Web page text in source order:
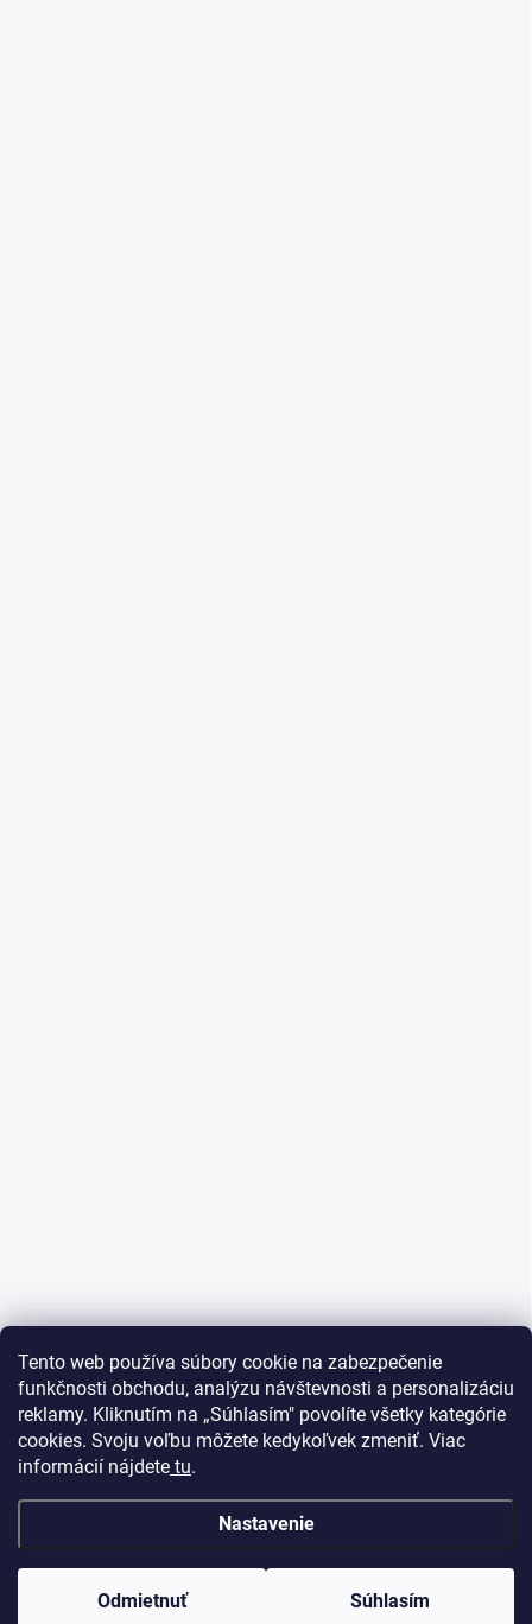
Tento web používa súbory cookie na zabezpečenie
funkčnosti obchodu, analýzu návštevnosti a personalizáciu
reklamy. Kliknutím na „Súhlasím" povolíte všetky kategórie
cookies. Svoju voľbu môžete kedykoľvek zmeniť. Viac
informácií nájdete tu.
Nastavenie
Odmietnuť Súhlasím